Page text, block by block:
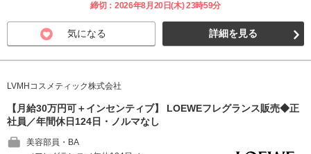
締切：2026年8月20日(木) 23時59分
気になる 詳細を見る
LVMHコスメティック株式会社
【月給30万円可＋インセンティブ】 LOEWEフレグランス販売◆正
社員／年間休日124日・ノルマなし
美容部員・BA